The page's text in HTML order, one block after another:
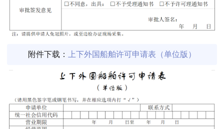
附件下载： 上下外国船舶许可申请表（单位版）